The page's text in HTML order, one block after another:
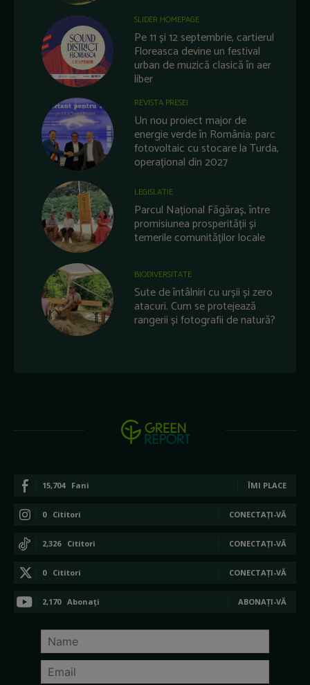
SLIDER HOMEPAGE
Pe 11 și 12 septembrie, cartierul
Floreasca devine un festival
urban de muzică clasică în aer
liber
REVISTA PRESEI
Un nou proiect major de
energie verde în România: parc
fotovoltaic cu stocare la Turda,
operațional din 2027
LEGISLATIE
Parcul Național Făgăraș, între
promisiunea prosperității și
temerile comunităților locale
BIODIVERSITATE
Sute de întâlniri cu urșii și zero
atacuri. Cum se protejează
rangerii și fotografii de natură?
15,704 Fani ÎMI PLACE
0 Cititori CONECTAȚI-VĂ
2,326 Cititori CONECTAȚI-VĂ
0 Cititori CONECTAȚI-VĂ
2,170 Abonați ABONAȚI-VĂ